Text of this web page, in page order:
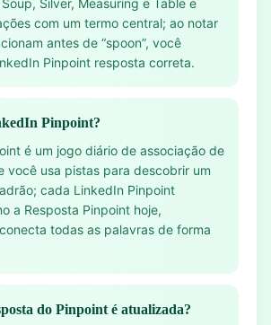
Silver, Measuring e Table e
com um termo central; ao notar
antes de “spoon”, você
Pinpoint resposta correta.
Pinpoint?
é um jogo diário de associação de
você usa pistas para descobrir um
cada LinkedIn Pinpoint
a Resposta Pinpoint hoje,
todas as palavras de forma
do Pinpoint é atualizada?